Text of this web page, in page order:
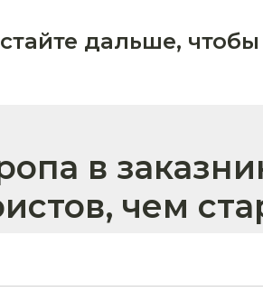
дальше,
в
чем